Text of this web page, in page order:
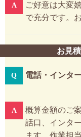
ご好意は大変
で充分です。
お見
電話・インタ
概算金額のご
話口、インタ